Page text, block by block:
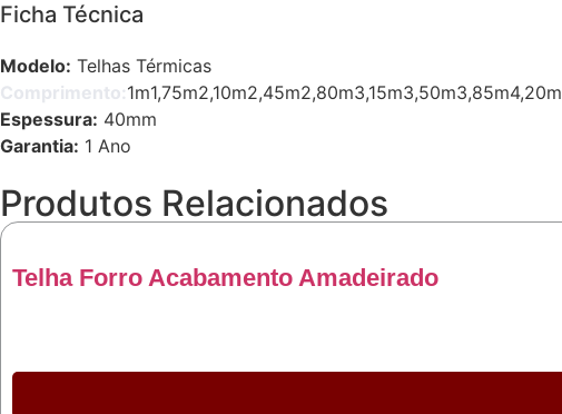
Ficha Técnica
Modelo: Telhas Térmicas
Comprimento:1m1,75m2,10m2,45m2,80m3,15m3,50m3,85m4,20m
Espessura: 40mm
Garantia: 1 Ano
Produtos Relacionados
Telha Forro Acabamento Amadeirado